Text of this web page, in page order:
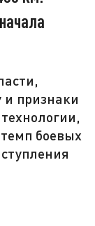
и признаки
боевых